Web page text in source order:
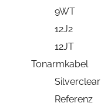
9WT
12J2
12JT
Tonarmkabel
Silverclear
Referenz